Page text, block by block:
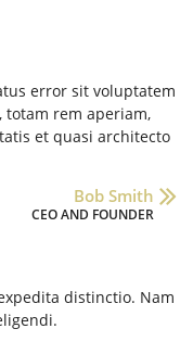
error sit voluptatem
rem aperiam,
et quasi architecto
distinctio. Nam
Bob Smith
CEO AND FOUNDER